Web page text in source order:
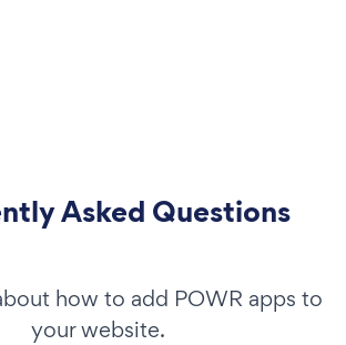
Asked Questions
how to add POWR apps to
your website.